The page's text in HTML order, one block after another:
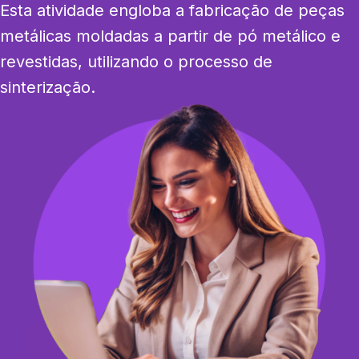
Esta atividade engloba a fabricação de peças
metálicas moldadas a partir de pó metálico e
revestidas, utilizando o processo de
sinterização.